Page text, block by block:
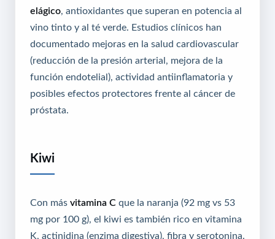
elágico , antioxidantes que superan en potencia al
vino tinto y al té verde. Estudios clínicos han
documentado mejoras en la salud cardiovascular
(reducción de la presión arterial, mejora de la
función endotelial), actividad antiinflamatoria y
posibles efectos protectores frente al cáncer de
próstata.
Kiwi
Con más vitamina C que la naranja (92 mg vs 53
mg por 100 g), el kiwi es también rico en vitamina
K, actinidina (enzima digestiva), fibra y serotonina.